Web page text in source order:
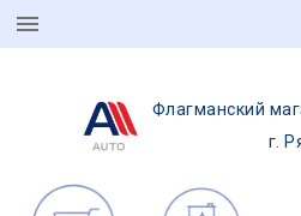
Флагманский
г.